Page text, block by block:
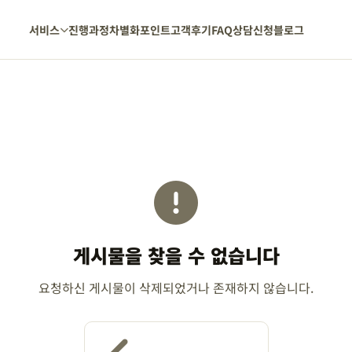
서비스 진행과정차별화포인트고객후기FAQ상담신청블로그
게시물을 찾을 수 없습니다
요청하신 게시물이 삭제되었거나 존재하지 않습니다.